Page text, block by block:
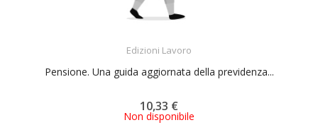
Edizioni Lavoro
Pensione. Una guida aggiornata della previdenza...
10,33 €
Non disponibile